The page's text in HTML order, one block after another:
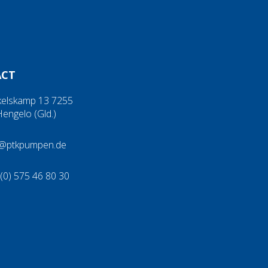
13 7255
(Gld.)
575 46 80 30